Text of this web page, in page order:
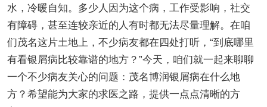
水，冷暖自知。多少人因为这个病，工作受影响，社交
有障碍，甚至连较亲近的人有时都无法尽量理解。在咱
们茂名这片土地上，不少病友都在四处打听，“到底哪里
有看银屑病比较靠谱的地方？”今天，咱们就一起来聊聊
一个不少病友关心的问题：茂名博润银屑病在什么地
方？希望能为大家的求医之路，提供一点点清晰的方